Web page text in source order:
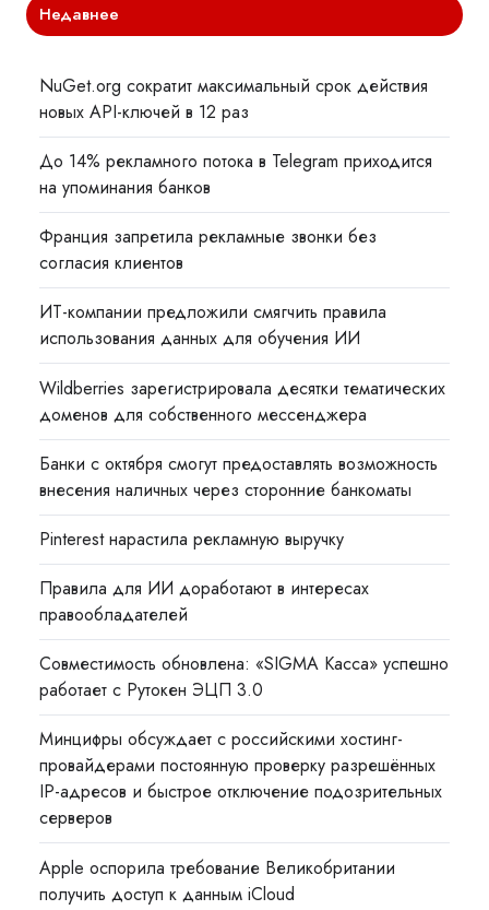
Недавнее
NuGet.org сократит максимальный срок действия
новых API-ключей в 12 раз
До 14% рекламного потока в Telegram приходится
на упоминания банков
Франция запретила рекламные звонки без
согласия клиентов
ИТ-компании предложили смягчить правила
использования данных для обучения ИИ
Wildberries зарегистрировала десятки тематических
доменов для собственного мессенджера
Банки с октября смогут предоставлять возможность
внесения наличных через сторонние банкоматы
Pinterest нарастила рекламную выручку
Правила для ИИ доработают в интересах
правообладателей
Совместимость обновлена: «SIGMA Касса» успешно
работает с Рутокен ЭЦП 3.0
Минцифры обсуждает с российскими хостинг-
провайдерами постоянную проверку разрешённых
IP-адресов и быстрое отключение подозрительных
серверов
Apple оспорила требование Великобритании
получить доступ к данным iCloud